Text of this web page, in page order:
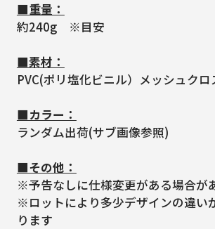
■重量：
約240g ※目安
■素材：
PVC(ポリ塩化ビニル）メッシュクロ
■カラー：
ランダム出荷(サブ画像参照)
■その他：
※予告なしに仕様変更がある場合が
※ロットにより多少デザインの違い
ります